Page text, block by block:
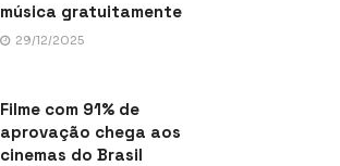
música gratuitamente
29/12/2025
Filme com 91% de
aprovação chega aos
cinemas do Brasil